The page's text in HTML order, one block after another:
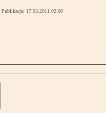
Publikacja: 17.03.2011 02:00